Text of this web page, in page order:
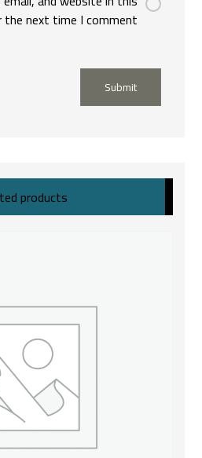
next time I comment.
Submit
products